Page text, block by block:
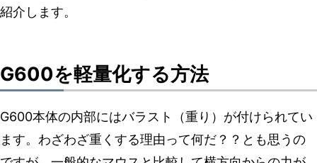
紹介します。
G600を軽量化する方法
G600本体の内部にはバラスト（重り）が付けられてい
ます。わざわざ重くする理由って何だ？？とも思うの